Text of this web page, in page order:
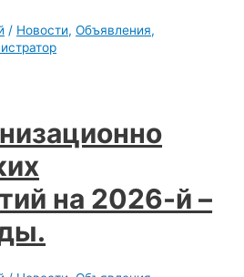
/ Новости,Объявления,
на 2026-й –